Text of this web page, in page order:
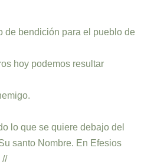
de bendición para el pueblo de
hoy podemos resultar
lo que se quiere debajo del
santo Nombre. En Efesios
//